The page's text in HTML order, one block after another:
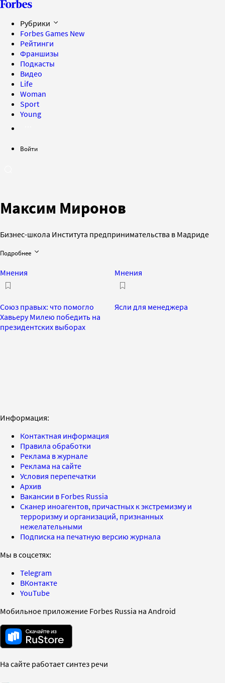
Рубрики
Forbes Games New
Рейтинги
Франшизы
Подкасты
Видео
Life
Woman
Sport
Young
Войти
Максим Миронов
Бизнес-школа Института предпринимательства в Мадриде
Подробнее
Мнения
Союз правых: что помогло
Хавьеру Милею победить на
президентских выборах
Мнения
Ясли для менеджера
Информация:
Контактная информация
Правила обработки
Реклама в журнале
Реклама на сайте
Условия перепечатки
Архив
Вакансии в Forbes Russia
Сканер иноагентов, причастных к экстремизму и
терроризму и организаций, признанных
нежелательными
Подписка на печатную версию журнала
Мы в соцсетях:
Telegram
ВКонтакте
YouTube
Мобильное приложение Forbes Russia на Android
На сайте работает синтез речи